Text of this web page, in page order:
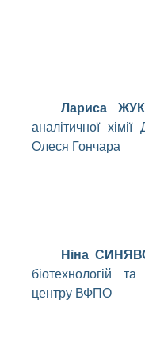
Лариса ЖУК
аналітичної
хімії
Олеся Гончара
Ніна
біотехнологій
центру ВФПО